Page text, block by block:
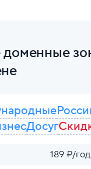
Досуг
189 ₽/год